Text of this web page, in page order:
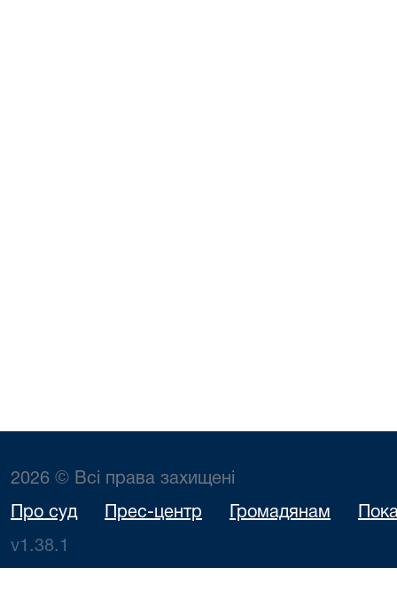
2026 © Всі права захищені
Про суд Прес-центр Громадянам
v1.38.1